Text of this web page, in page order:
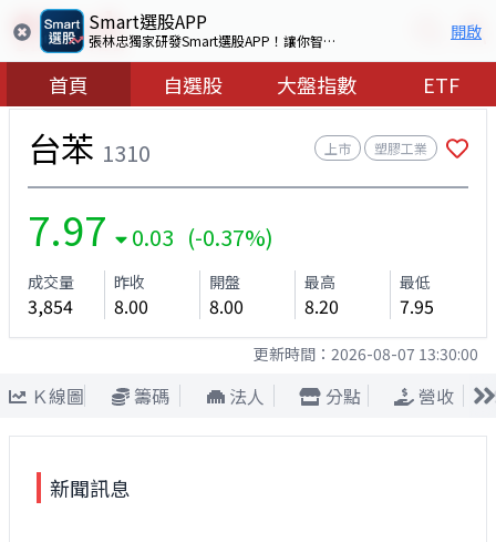
Smart選股APP
張林忠獨家研發Smart選股APP！讓你智慧看盤選出好股票 開啟
首頁 自選股 大盤指數 ETF
台苯 1310 上市 塑膠工業
7.97 0.03 (-0.37%)
成交量
3,854
昨收
8.00
開盤
8.00
最高
8.20
最低
7.95
更新時間： 2026-08-07 13:30:00
Ｋ線圖 籌碼 法人 分點 營收
新聞訊息